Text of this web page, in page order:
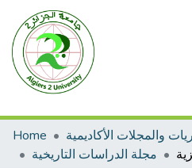
Home والمجلات الأكاديمية
مجلة الدراسات التاريخية